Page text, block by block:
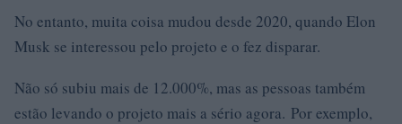
No entanto, muita coisa mudou desde 2020, quando Elon
Musk se interessou pelo projeto e o fez disparar.
Não só subiu mais de 12.000%, mas as pessoas também
estão levando o projeto mais a sério agora. Por exemplo,